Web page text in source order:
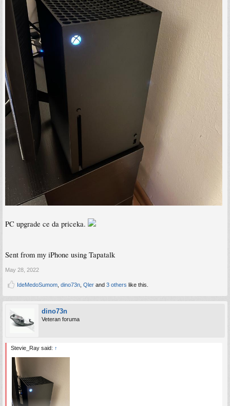
PC upgrade ce da priceka.
Sent from my iPhone using Tapatalk
May 28, 2022
IdeMedoSumom dino73n Qler and 3 others like this.
dino73n
Veteran foruma
Stevie_Ray said: ↑